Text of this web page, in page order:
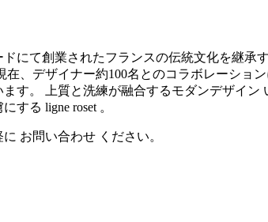
にて創業されたフランスの伝統文化を継
在、デザイナー約100名とのコラボレーシ
す。 上質と洗練が融合するモダンデザイ
する ligne roset 。
に お問い合わせ ください。